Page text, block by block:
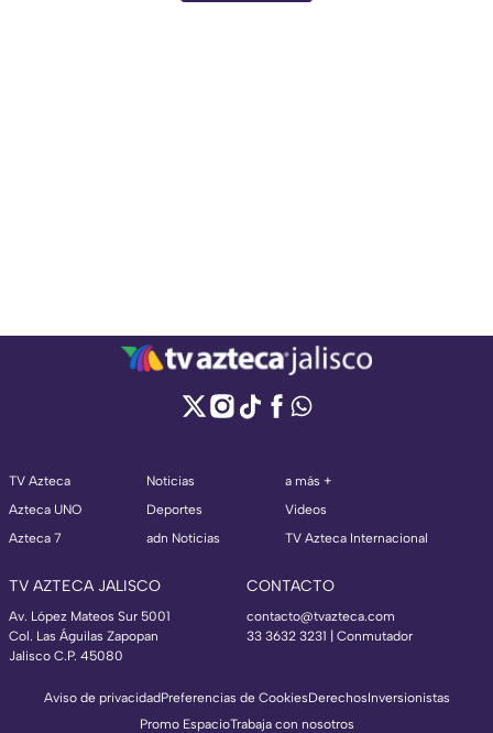
TV Azteca
Azteca UNO
Azteca 7
Noticias
Deportes
adn Noticias
a más +
Videos
TV Azteca Internacional
TV AZTECA JALISCO
Av. López Mateos Sur 5001
Col. Las Águilas Zapopan
Jalisco C.P. 45080
CONTACTO
contacto@tvazteca.com
33 3632 3231 | Conmutador
Aviso de privacidadPreferencias de CookiesDerechosInversionistas
Promo EspacioTrabaja con nosotros